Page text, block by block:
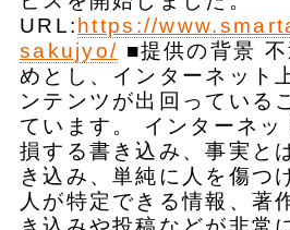
URL:https://
sakujyo/ ■提供の背景
めとし、インターネット
ンテンツが出回っている
ています。 インターネッ
損する書き込み、事実と
き込み、単純に人を傷つ
人が特定できる情報、著